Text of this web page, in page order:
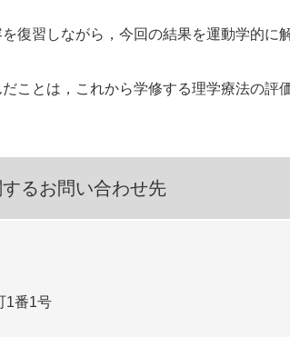
復習しながら，今回の結果を運動学的に
ことは，これから学修する理学療法の評
るお問い合わせ先
1番1号